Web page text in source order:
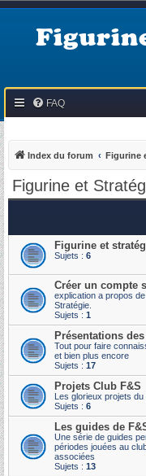
FAQ
Index du forum Figurine
Figurine et
Figurine et
Sujets : 6
Créer un compte
explication a propos
Stratégie.
Sujets : 1
Présentations
Tout pour faire
et bien plus encore
Sujets : 17
Projets Club F&S
Les glorieux projets
Sujets : 6
Les guides de
Une série de guides
périodes jouées au
associées
Sujets : 13